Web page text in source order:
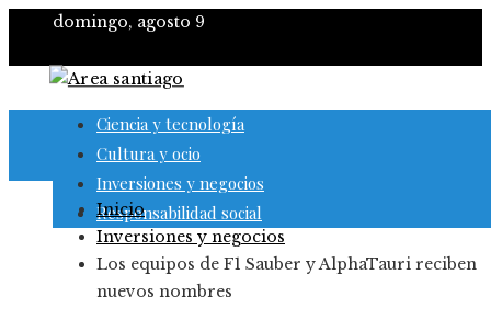
domingo, agosto 9
Ciencia y tecnología
Cultura y ocio
Inversiones y negocios
Responsabilidad social
Inicio
Inversiones y negocios
Los equipos de F1 Sauber y AlphaTauri reciben
nuevos nombres